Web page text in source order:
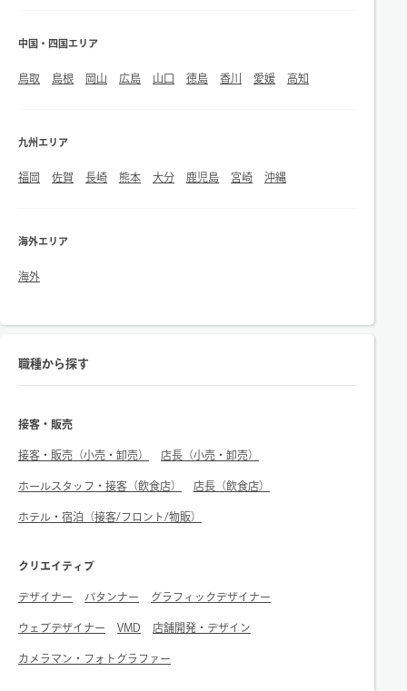
中国・四国エリア
鳥取 島根 岡山 広島 山口 徳島 香川 愛媛 高知
九州エリア
福岡 佐賀 長崎 熊本 大分 鹿児島 宮崎 沖縄
海外エリア
海外
職種から探す
接客・販売
接客・販売（小売・卸売） 店長（小売・卸売）
ホールスタッフ・接客（飲食店） 店長（飲食店）
ホテル・宿泊（接客/フロント/物販）
クリエイティブ
デザイナー パタンナー グラフィックデザイナー
ウェブデザイナー VMD 店舗開発・デザイン
カメラマン・フォトグラファー